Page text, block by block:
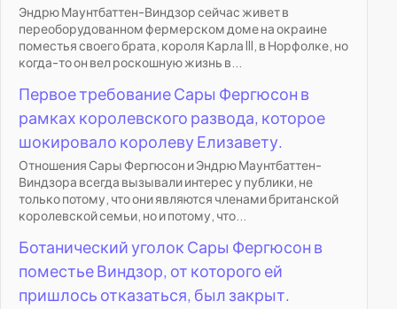
Эндрю Маунтбаттен-Виндзор сейчас живет в
переоборудованном фермерском доме на окраине
поместья своего брата, короля Карла III, в Норфолке, но
когда-то он вел роскошную жизнь в...
Первое требование Сары Фергюсон в
рамках королевского развода, которое
шокировало королеву Елизавету.
Отношения Сары Фергюсон и Эндрю Маунтбаттен-
Виндзора всегда вызывали интерес у публики, не
только потому, что они являются членами британской
королевской семьи, но и потому, что...
Ботанический уголок Сары Фергюсон в
поместье Виндзор, от которого ей
пришлось отказаться, был закрыт.